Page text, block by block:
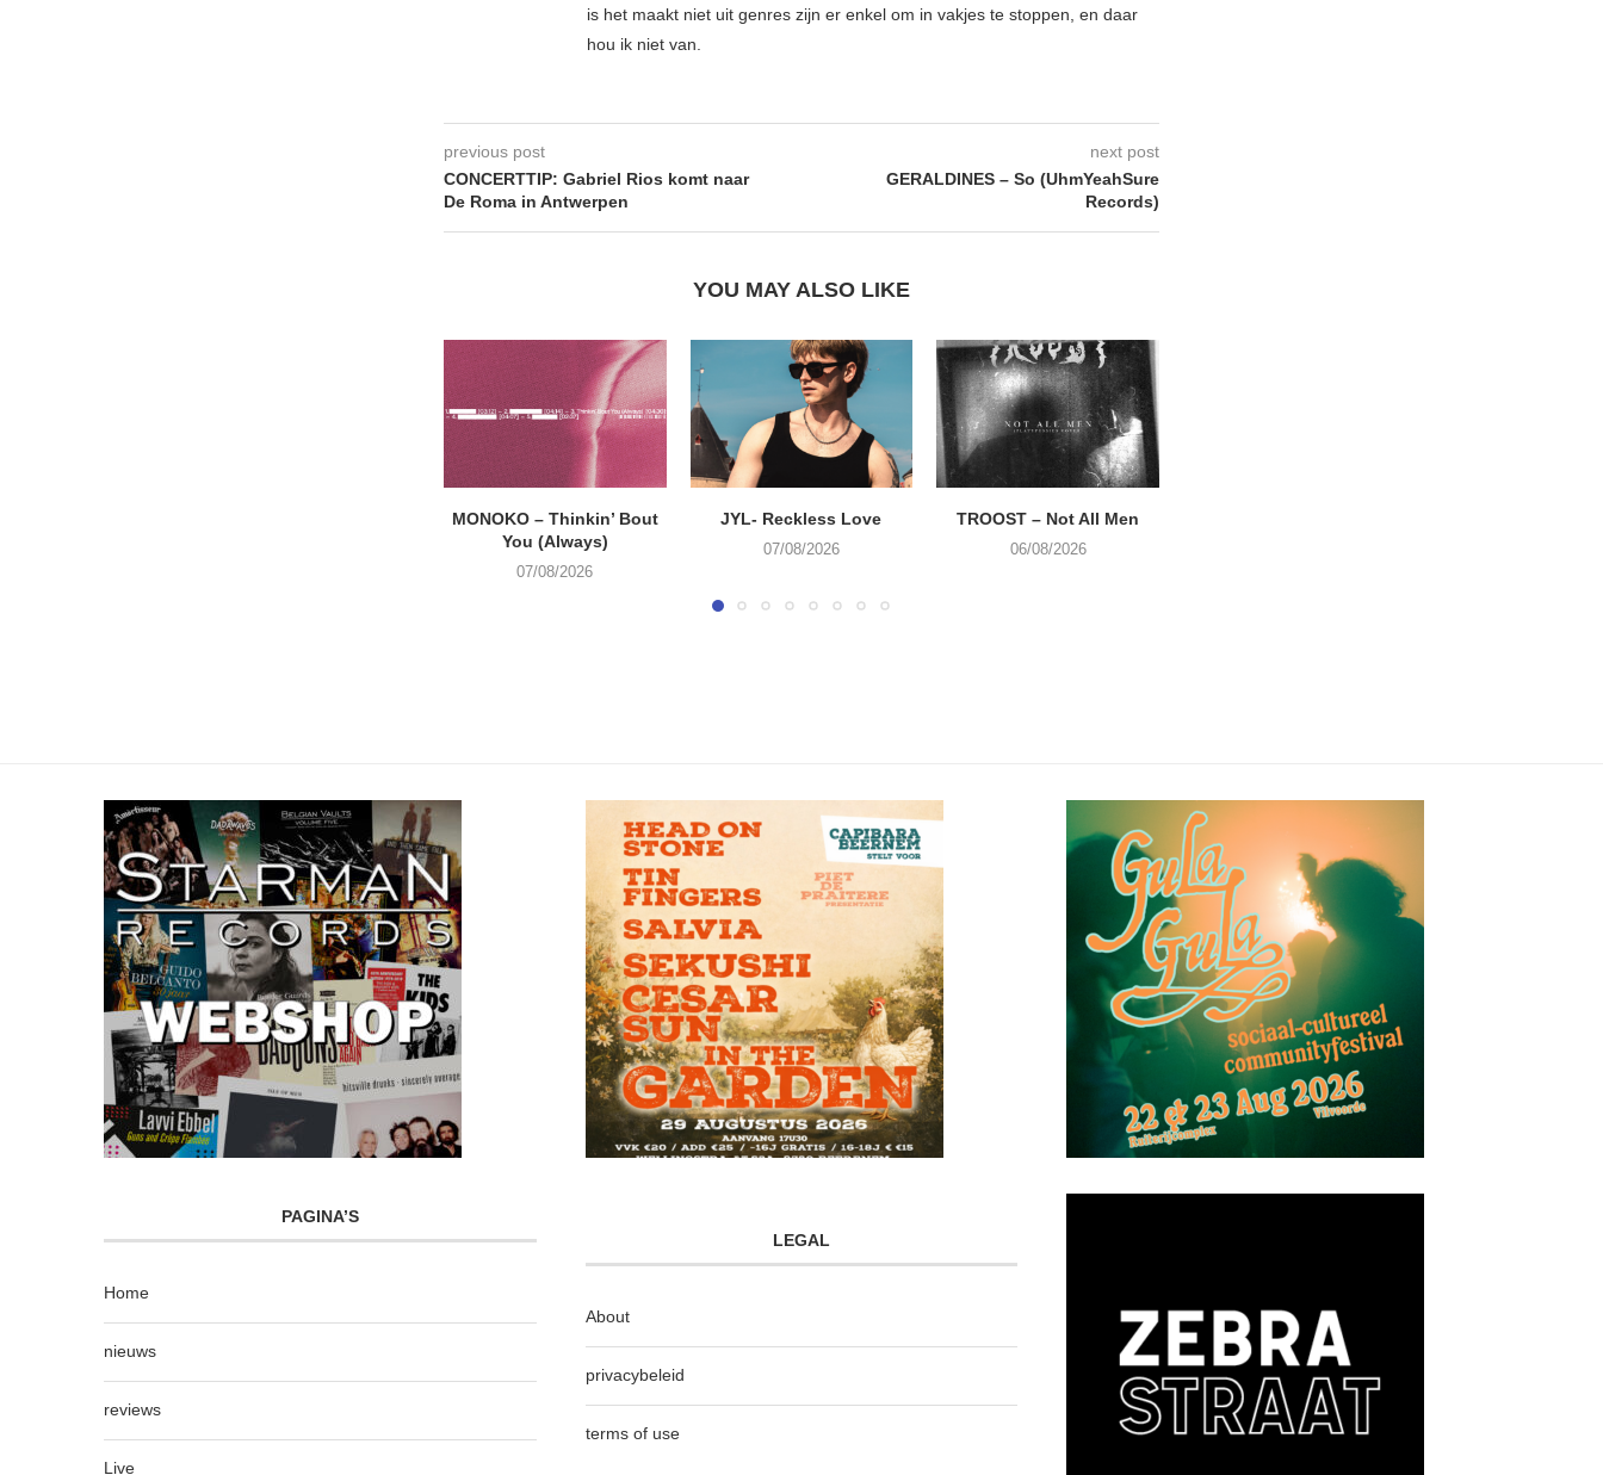
is het maakt niet uit genres zijn er enkel om in vakjes te stoppen, en daar
hou ik niet van.
previous post
CONCERTTIP: Gabriel Rios komt naar
De Roma in Antwerpen
next post
GERALDINES – So (UhmYeahSure
Records)
YOU MAY ALSO LIKE
MONOKO – Thinkin’ Bout
You (Always)
07/08/2026
JYL- Reckless Love
07/08/2026
TROOST – Not All Men
06/08/2026
PAGINA’S
Home
nieuws
reviews
Live
LEGAL
About
privacybeleid
terms of use